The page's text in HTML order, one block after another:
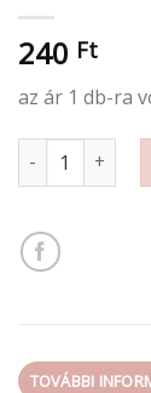
240 Ft
az ár 1 db-ra
Bronz fém
TOVÁBBI